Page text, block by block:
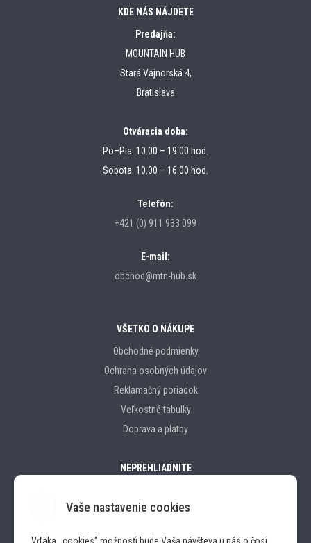
Vaše nastavenie cookies
KDE NÁS NÁJDETE
Predajňa:
MOUNTAIN HUB
Stará Vajnorská 4,
Bratislava
Otváracia doba:
Po–Pia: 10.00 – 19.00 hod.
Sobota: 10.00 – 16.00 hod.
Telefón:
+421 (0) 911 933 099
E-mail:
obchod@mtn-hub.sk
VŠETKO O NÁKUPE
Obchodné podmienky
Ochrana osobných údajov
Reklamačný poriadok
Veľkostné tabulky
Doprava a platby
NEPREHLIADNITE